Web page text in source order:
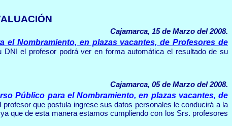
Cajamarca, 15 de Marzo del 2008.
el Nombramiento, en plazas vacantes, de Profesores de
el profesor podrá ver en forma automática el resultado de su
Cajamarca, 05 de Marzo del 2008.
Público para el Nombramiento, en plazas vacantes, de
que postula ingrese sus datos personales le conducirá a la
que de esta manera estamos cumpliendo con los Srs. profesores